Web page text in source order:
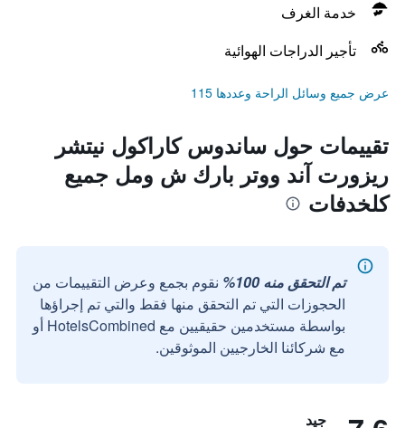
خدمة الغرف
تأجير الدراجات الهوائية
عرض جميع وسائل الراحة وعددها 115
تقييمات حول ساندوس كاراكول نيتشر
ريزورت آند ووتر بارك ش ومل جميع
كلخدفات
تم التحقق منه 100%
نقوم بجمع وعرض التقييمات من
الحجوزات التي تم التحقق منها فقط والتي تم إجراؤها
بواسطة مستخدمين حقيقيين مع HotelsCombined أو
مع شركائنا الخارجيين الموثوقين.
جيد